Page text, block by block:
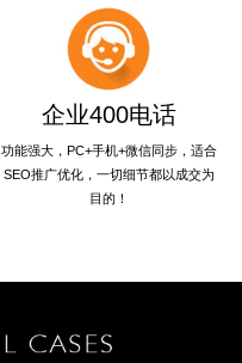
企业400电话
功能强大，PC+手机+微信同步，适合
SEO推广优化，一切细节都以成交为
目的！